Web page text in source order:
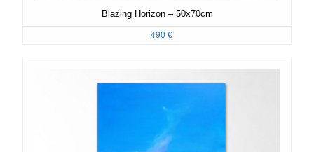
Blazing Horizon – 50x70cm
490 €